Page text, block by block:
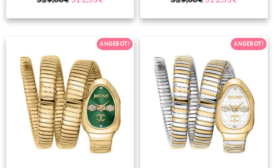
ANGEBOT! ANGEBOT!